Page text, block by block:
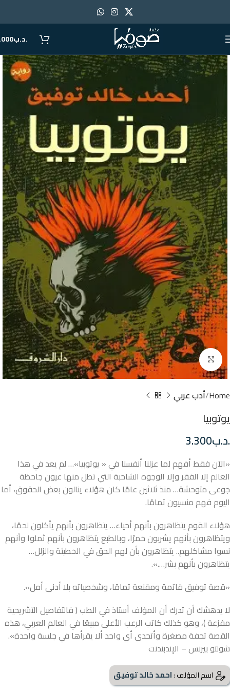
.د.ب
Click to enlarge
Home أدب عربي
يوتوبيا
.د.ب3.300
«الآن فقط أفهم لما عزلنا أنفسنا في « يوتوبيا»… لم يعد في هذا
العالم إلا الفقر وإلا الوجوه الشاحبة التي تطل منها عيون جاحظة
جوعى متوحشة… منذ ثلاثين عامًا كان هؤلاء ينالون بعض الحقوق، أما
اليوم فهم منسيون تمامًا.
هؤلاء القوم يتظاهرون بأنهم أحياء… يتظاهرون بأنهم يأكلون لحمًا،
ويتظاهرون بأنهم يشربون خمرًا، وبالطبع يتظاهرون بأنهم ثملوا وأنهم
نسوا مشاكلهم.. يتظاهرون بأن لهم الحق في الخطيئة والزلل…
يتظاهرون بأنهم بشر….».
«قصة توفيق قاتمة ومقنعة تمامًا، وشخصياته بلا أدنى أمل».
لا يدهشك أن تدرك أن المؤلف أستاذ في الطب ( فالتفاصيل التشريحية
مفزعة )، وهو كذلك كاتب الرعب الأعلى مبيعًا في العالم العربي، هذه
القصة تحفة مصغرة وأتحدى أي واحد ألا يقرأها في جلسة واحدة».
شولتو بيرنس – الإندبندنت
اسم المؤلف :احمد خالد توفيق